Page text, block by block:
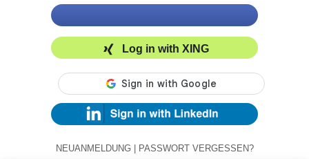
Log in with XING
NEUANMELDUNG | PASSWORT VERGESSEN?